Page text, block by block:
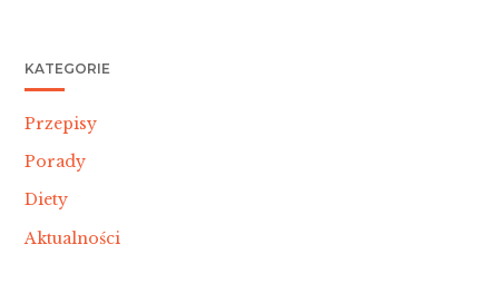
KATEGORIE
Przepisy
Porady
Diety
Aktualności